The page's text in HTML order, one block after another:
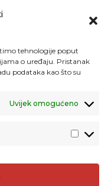
tehnologije poput
o uređaju. Pristanak
podataka kao što su
Uvijek omogućeno